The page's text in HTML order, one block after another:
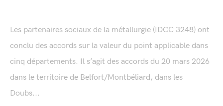
Les partenaires sociaux de la métallurgie (IDCC 3248) ont
conclu des accords sur la valeur du point applicable dans
cinq départements. Il s’agit des accords du 20 mars 2026
dans le territoire de Belfort/Montbéliard, dans les
Doubs...